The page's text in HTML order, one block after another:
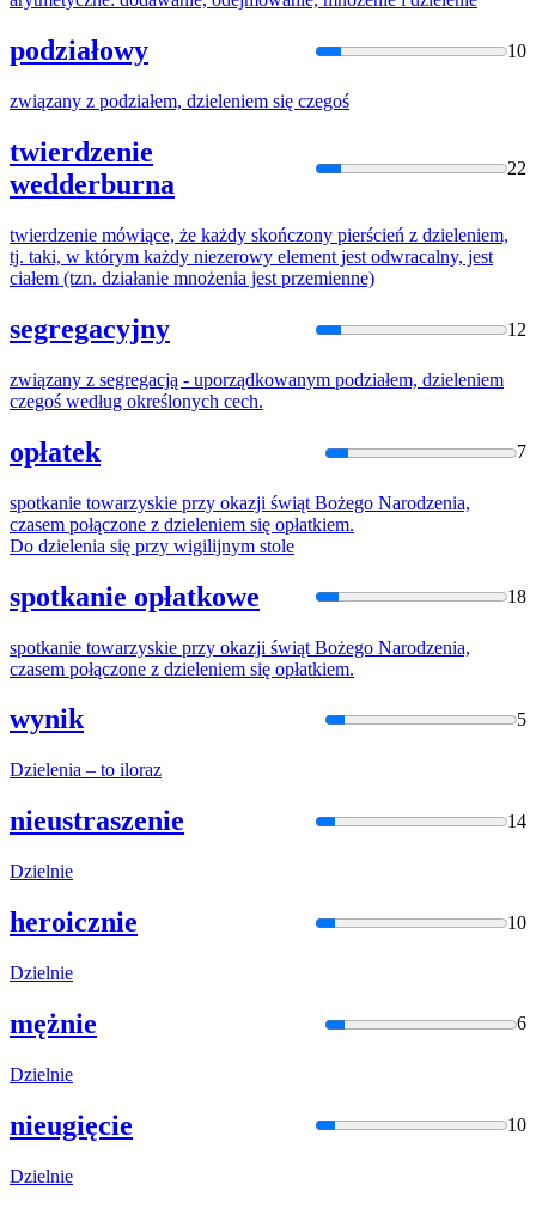
podziałowy 10
związany z podziałem, dzieleniem się czegoś
twierdzenie
wedderburna
22
twierdzenie mówiące, że każdy skończony pierścień z dzieleniem,
tj. taki, w którym każdy niezerowy element jest odwracalny, jest
ciałem (tzn. działanie mnożenia jest przemienne)
segregacyjny 12
związany z segregacją - uporządkowanym podziałem, dzieleniem
czegoś według określonych cech.
opłatek 7
spotkanie towarzyskie przy okazji świąt Bożego Narodzenia,
czasem połączone z dzieleniem się opłatkiem.
Do dzielenia się przy wigilijnym stole
spotkanie opłatkowe 18
spotkanie towarzyskie przy okazji świąt Bożego Narodzenia,
czasem połączone z dzieleniem się opłatkiem.
wynik 5
Dzielenia – to iloraz
nieustraszenie 14
Dzielnie
heroicznie 10
Dzielnie
mężnie 6
Dzielnie
nieugięcie 10
Dzielnie